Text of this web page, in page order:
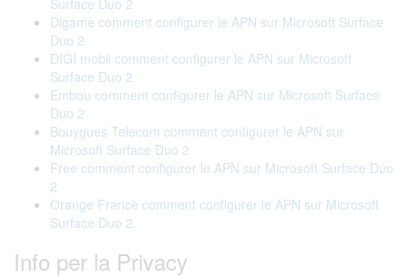
Digame comment configurer le APN sur Microsoft Surface
Duo 2
DIGI mobil comment configurer le APN sur Microsoft
Surface Duo 2
Embou comment configurer le APN sur Microsoft Surface
Duo 2
Bouygues Telecom comment configurer le APN sur
Microsoft Surface Duo 2
Free comment configurer le APN sur Microsoft Surface Duo
2
Orange France comment configurer le APN sur Microsoft
Surface Duo 2
Info per la Privacy